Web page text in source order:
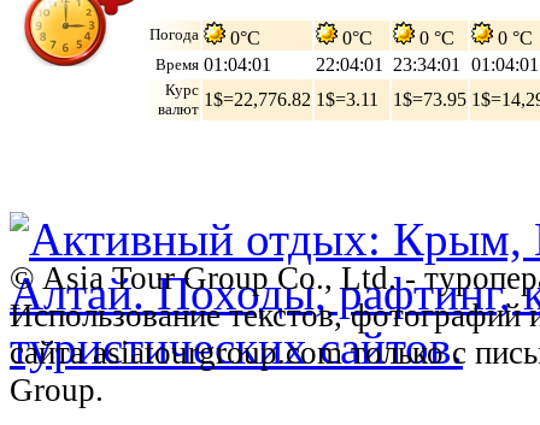
Погода 0°C 0°C 0 °C 0 °C
Время 01:04:01 22:04:01 23:34:01 01:04:01
Курс
валют 1$=22,776.82 1$=3.11 1$=73.95
© Asia Tour Group Co., Ltd. -
Использование текстов,
сайта asiatourgroup.com только с
Group.